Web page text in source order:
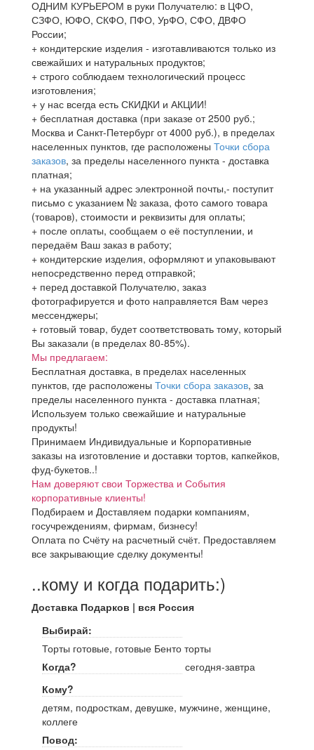
ОДНИМ КУРЬЕРОМ в руки Получателю: в ЦФО,
СЗФО, ЮФО, СКФО, ПФО, УрФО, СФО, ДВФО
России;
+ кондитерские изделия - изготавливаются только из
свежайших и натуральных продуктов;
+ строго соблюдаем технологический процесс
изготовления;
+ у нас всегда есть СКИДКИ и АКЦИИ!
+ бесплатная доставка (при заказе от 2500 руб.;
Москва и Санкт-Петербург от 4000 руб.), в пределах
населенных пунктов, где расположены Точки сбора
заказов, за пределы населенного пункта - доставка
платная;
+ на указанный адрес электронной почты,- поступит
письмо с указанием № заказа, фото самого товара
(товаров), стоимости и реквизиты для оплаты;
+ после оплаты, сообщаем о её поступлении, и
передаём Ваш заказ в работу;
+ кондитерские изделия, оформляют и упаковывают
непосредственно перед отправкой;
+ перед доставкой Получателю, заказ
фотографируется и фото направляется Вам через
мессенджеры;
+ готовый товар, будет соответствовать тому, который
Вы заказали (в пределах 80-85%).
Мы предлагаем:
Бесплатная доставка, в пределах населенных
пунктов, где расположены Точки сбора заказов, за
пределы населенного пункта - доставка платная;
Используем только свежайшие и натуральные
продукты!
Принимаем Индивидуальные и Корпоративные
заказы на изготовление и доставки тортов, капкейков,
фуд-букетов..!
Нам доверяют свои Торжества и События
корпоративные клиенты!
Подбираем и Доставляем подарки компаниям,
госучреждениям, фирмам, бизнесу!
Оплата по Счёту на расчетный счёт. Предоставляем
все закрывающие сделку документы!
..кому и когда подарить:)
Доставка Подарков | вся Россия
Выбирай:
Торты готовые, готовые Бенто торты
Когда?
сегодня-завтра
Кому?
детям, подросткам, девушке, мужчине, женщине,
коллеге
Повод: